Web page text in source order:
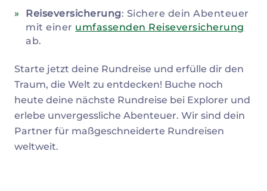
Reiseversicherung: Sichere dein Abenteuer
mit einer umfassenden Reiseversicherung
ab.
Starte jetzt deine Rundreise und erfülle dir den
Traum, die Welt zu entdecken! Buche noch
heute deine nächste Rundreise bei Explorer und
erlebe unvergessliche Abenteuer. Wir sind dein
Partner für maßgeschneiderte Rundreisen
weltweit.